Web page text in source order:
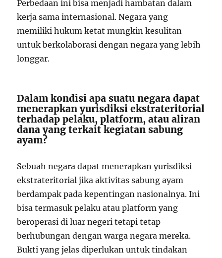
Perbedaan ini bisa menjadi hambatan dalam
kerja sama internasional. Negara yang
memiliki hukum ketat mungkin kesulitan
untuk berkolaborasi dengan negara yang lebih
longgar.
Dalam kondisi apa suatu negara dapat
menerapkan yurisdiksi ekstrateritorial
terhadap pelaku, platform, atau aliran
dana yang terkait kegiatan sabung
ayam?
Sebuah negara dapat menerapkan yurisdiksi
ekstrateritorial jika aktivitas sabung ayam
berdampak pada kepentingan nasionalnya. Ini
bisa termasuk pelaku atau platform yang
beroperasi di luar negeri tetapi tetap
berhubungan dengan warga negara mereka.
Bukti yang jelas diperlukan untuk tindakan